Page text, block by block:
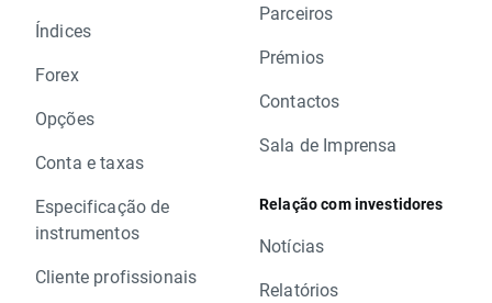
Índices
Forex
Opções
Conta e taxas
Especificação de
instrumentos
Cliente profissionais
Parceiros
Prémios
Contactos
Sala de Imprensa
Relação com investidores
Notícias
Relatórios